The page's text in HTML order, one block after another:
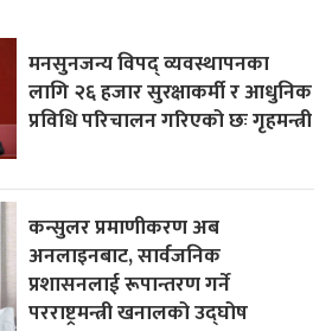
मनसुनजन्य विपद् व्यवस्थापनका
लागि २६ हजार सुरक्षाकर्मी र आधुनिक
प्रविधि परिचालन गरिएको छः गृहमन्त्री
कन्सुलर प्रमाणीकरण अब
अनलाइनबाट, सार्वजनिक
प्रशासनलाई रूपान्तरण गर्ने
परराष्ट्रमन्त्री खनालको उद्घोष